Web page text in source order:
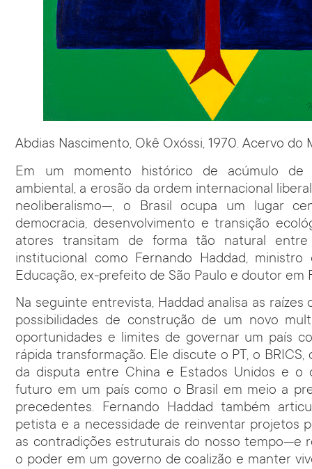
Abdias Nascimento, Okê Oxóssi, 1970. Acervo do
Em um momento histórico de acúmulo de
ambiental, a erosão da ordem internacional
neoliberalismo—, o Brasil ocupa um lugar
democracia, desenvolvimento e transição
atores transitam de forma tão natural
institucional como Fernando Haddad,
Educação, ex-prefeito de São Paulo e doutor em
Na seguinte entrevista, Haddad analisa as
possibilidades de construção de um novo
oportunidades e limites de governar um país
rápida transformação. Ele discute o PT, o
da disputa entre China e Estados Unidos e
futuro em um país como o Brasil em meio a
precedentes. Fernando Haddad também
petista e a necessidade de reinventar projetos
as contradições estruturais do nosso tempo—e
o poder em um governo de coalizão e manter